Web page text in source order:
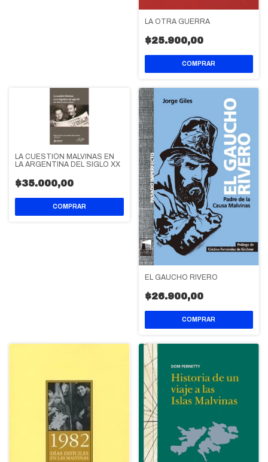
LA OTRA GUERRA
$25.900,00
LA CUESTIÓN MALVINAS EN
LA ARGENTINA DEL SIGLO XX
$35.000,00
EL GAUCHO RIVERO
$26.900,00